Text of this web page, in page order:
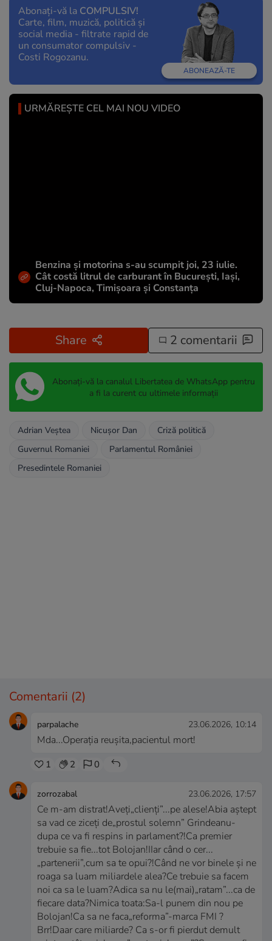
Abonați-vă la COMPULSIV!
Carte, film, muzică, politică și
social media - filtrate rapid de
un consumator compulsiv -
Costi Rogozanu.
ABONEAZĂ-TE
URMĂREȘTE CEL MAI NOU VIDEO
Benzina și motorina s-au scumpit joi, 23 iulie.
Cât costă litrul de carburant în București, Iași,
Cluj-Napoca, Timișoara și Constanța
Share 2 comentarii
Abonați-vă la canalul Libertatea de WhatsApp pentru
a fi la curent cu ultimele informații
Adrian Veştea Nicușor Dan
Criză politică
Guvernul Romaniei
Parlamentul României
Presedintele Romaniei
Comentarii (2)
parpalache 23.06.2026, 10:14
Mda...Operația reușita,pacientul mort!
1 2 0
zorrozabal 23.06.2026, 17:57
Ce m-am distrat!Aveți„clienți”...pe alese!Abia aștept
sa vad ce ziceți de„prostul solemn” Grindeanu-
dupa ce va fi respins in parlament?!Ca premier
trebuie sa fie...tot Bolojan!IIar când o cer...
„partenerii”,cum sa te opui?!Când ne vor binele și ne
roaga sa luam miliardele alea?Ce trebuie sa facem
noi ca sa le luam?Adica sa nu le(mai)„ratam”...ca de
fiecare data?Nimica toata:Sa-l punem din nou pe
Bolojan!Ca sa ne faca„reforma”-marca FMI ?
Brr!Daar care miliarde? Ca s-or fi pierdut demult